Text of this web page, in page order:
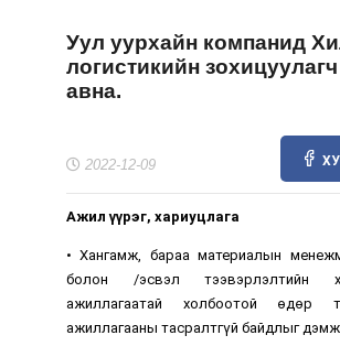
АЖЛЫН БАЙР
ХОЛБОО БАРИХ
Уул уурхайн компанид
логистикийн
авна.
2022-12-09
Ажил үүрэг, хариуцлага
• Хангамж, бараа материалын
болон /эсвэл тээвэрлэлтийн
ажиллагаатай холбоотой өдөр
ажиллагааны тасралтгүй байдлыг